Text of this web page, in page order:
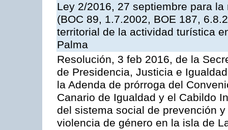
Ley 2/2016, 27 septiembre para
(BOC 89, 1.7.2002, BOE 187,
territorial de la actividad turística
Palma
Resolución, 3 feb 2016, de la
de Presidencia, Justicia e
la Adenda de prórroga del
Canario de Igualdad y el Cabildo
del sistema social de prevención
violencia de género en la isla de